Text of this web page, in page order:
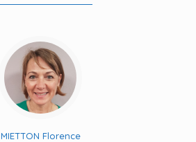
MIETTON Florence